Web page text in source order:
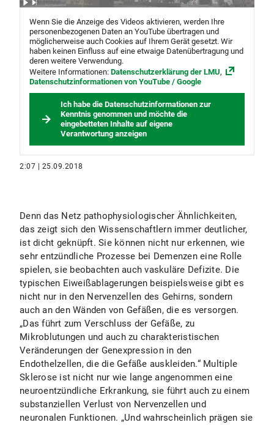
Wenn Sie die Anzeige des Videos aktivieren, werden Ihre
personenbezogenen Daten an YouTube übertragen und
möglicherweise auch Cookies auf Ihrem Gerät gesetzt. Wir
haben keinen Einfluss auf eine etwaige Datenübertragung und
deren weitere Verwendung.
Weitere Informationen: Datenschutzerklärung der LMU,
Datenschutzinformationen von YouTube / Google
Ich habe die Datenschutzinformationen zur
Kenntnis genommen und möchte die
eingebetteten Inhalte auf eigene
Verantwortung anzeigen
2:07 | 25.09.2018
Denn das Netz pathophysiologischer Ähnlichkeiten,
das zeigt sich den Wissenschaftlern immer deutlicher,
ist dicht geknüpft. Sie können nicht nur erkennen, wie
sehr entzündliche Prozesse bei Demenzen eine Rolle
spielen, sie beobachten auch vaskuläre Defizite. Die
typischen Eiweißablagerungen beispielsweise gibt es
nicht nur in den Nervenzellen des Gehirns, sondern
auch an den Wänden von Gefäßen, die es versorgen.
„Das führt zum Verschluss der Gefäße, zu
Mikroblutungen und auch zu charakteristischen
Veränderungen der Genexpression in den
Endothelzellen, die die Gefäße auskleiden.“ Multiple
Sklerose ist nicht nur wie lange angenommen eine
neuroentzündliche Erkrankung, sie führt auch zu einem
substanziellen Verlust von Nervenzellen und
neuronalen Funktionen. „Und wahrscheinlich prägen sie